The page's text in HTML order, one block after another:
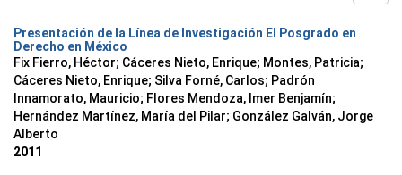
Presentación de la Línea de Investigación El Posgrado en
Derecho en México
Fix Fierro, Héctor; Cáceres Nieto, Enrique; Montes, Patricia;
Cáceres Nieto, Enrique; Silva Forné, Carlos; Padrón
Innamorato, Mauricio; Flores Mendoza, Imer Benjamín;
Hernández Martínez, María del Pilar; González Galván, Jorge
Alberto
2011